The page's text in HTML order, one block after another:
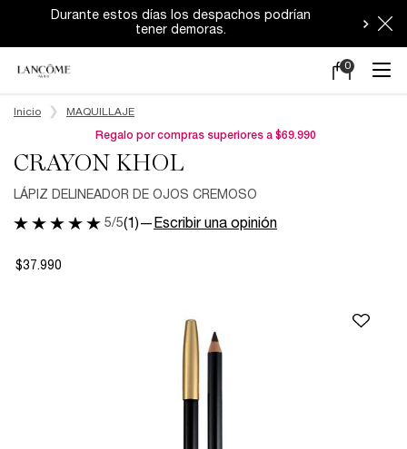
Durante estos días los despachos podrían
tener demoras.
Mi
0
0 producto
Inicio
MAQUILLAJE
Regalo por compras superiores a $69.990
CRAYON KHOL
LÁPIZ DELINEADOR DE OJOS CREMOSO
5/5(1)— Escribir una opinión
$37.990